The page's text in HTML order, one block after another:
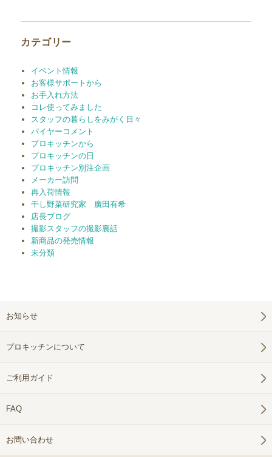
カテゴリー
イベント情報
お客様サポートから
お手入れ方法
コレ使ってみました
スタッフの暮らしをみがく日々
バイヤーコメント
プロキッチンから
プロキッチンの日
プロキッチン別注企画
メーカー訪問
再入荷情報
干し野菜研究家 廣田有希
店長ブログ
撮影スタッフの撮影裏話
新商品の発売情報
未分類
お知らせ
プロキッチンについて
ご利用ガイド
FAQ
お問い合わせ